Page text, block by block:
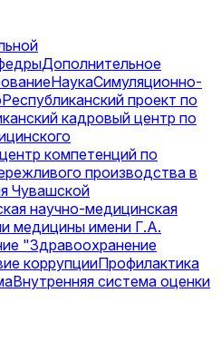
Дополнительное
НаукаСимуляционно-
Республиканский проект по
кадровый центр по
компетенций по
производства в
Чувашской
научно-медицинская
медицины имени Г.А.
"Здравоохранение
коррупцииПрофилактика
Внутренняя система оценки